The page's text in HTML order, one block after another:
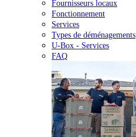
Fournisseurs locaux
Fonctionnement
Services
Types de déménagements
U-Box - Services
FAQ